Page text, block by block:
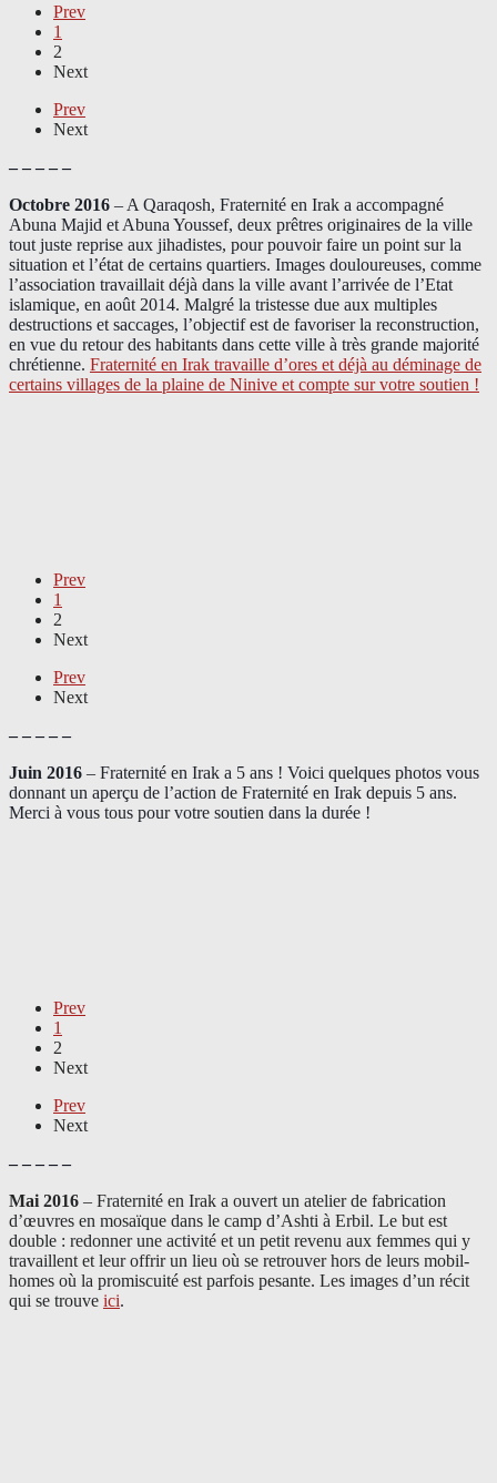
Prev
1
2
Next
Prev
Next
– – – – –
Octobre 2016 – A Qaraqosh, Fraternité en Irak a accompagné
Abuna Majid et Abuna Youssef, deux prêtres originaires de la ville
tout juste reprise aux jihadistes, pour pouvoir faire un point sur la
situation et l’état de certains quartiers. Images douloureuses, comme
l’association travaillait déjà dans la ville avant l’arrivée de l’Etat
islamique, en août 2014. Malgré la tristesse due aux multiples
destructions et saccages, l’objectif est de favoriser la reconstruction,
en vue du retour des habitants dans cette ville à très grande majorité
chrétienne. Fraternité en Irak travaille d’ores et déjà au déminage de
certains villages de la plaine de Ninive et compte sur votre soutien !
Prev
1
2
Next
Prev
Next
– – – – –
Juin 2016 – Fraternité en Irak a 5 ans ! Voici quelques photos vous
donnant un aperçu de l’action de Fraternité en Irak depuis 5 ans.
Merci à vous tous pour votre soutien dans la durée !
Prev
1
2
Next
Prev
Next
– – – – –
Mai 2016 – Fraternité en Irak a ouvert un atelier de fabrication
d’œuvres en mosaïque dans le camp d’Ashti à Erbil. Le but est
double : redonner une activité et un petit revenu aux femmes qui y
travaillent et leur offrir un lieu où se retrouver hors de leurs mobil-
homes où la promiscuité est parfois pesante. Les images d’un récit
qui se trouve ici.